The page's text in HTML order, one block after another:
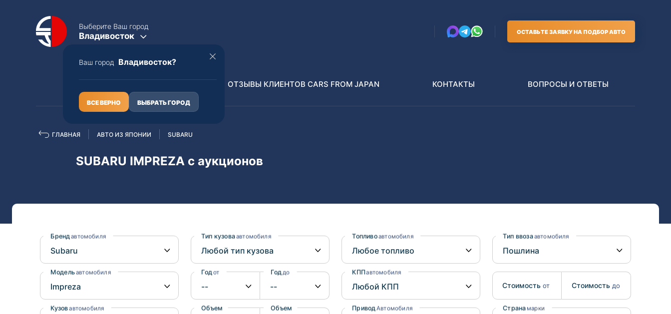
Выберите Ваш город
Владивосток
Ваш город Владивосток?
ВСЕ ВЕРНО ВЫБРАТЬ ГОРОД
ОСТАВЬТЕ ЗАЯВКУ НА ПОДБОР АВТО
Полная пошлина
Nissan
Suzuki
Subaru
Mercedes-Benz
Nissan
Mazda
Mitsubishi
Subaru
Suzuki
Lexus
BMW
Audi
Nissan
Mitsubishi
Isuzu
Hino
ОТЗЫВЫ КЛИЕНТОВ CARS FROM JAPAN КОНТАКТЫ ВОПРОСЫ И ОТВЕТЫ
ГЛАВНАЯ АВТО ИЗ ЯПОНИИ SUBARU
SUBARU IMPREZA с аукционов
Бренд автомобиля
Модельавтомобиля
Кузовавтомобиля
Тип кузоваавтомобиля
Год от Год до
Объем от Объем до
Топливоавтомобиля
КППавтомобиля
Привод Автомобиля
Тип ввозаавтомобиля
Стоимость от Стоимость до
Страна марки